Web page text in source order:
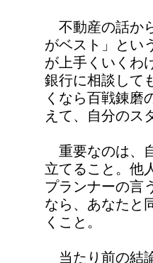
不動産の話か
がベスト」とい
が上手くいくわ
銀行に相談して
くなら百戦錬磨
えて、自分のス
重要なのは、
立てること。他
プランナーの言
なら、あなたと
くこと。
当たり前の結